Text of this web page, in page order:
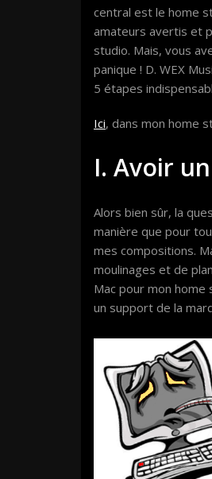
central est le home
amateurs avertis et
studio. Mais, vous
panique ! D. WEX
5 étapes
Ici, dans mon home
I. Avoir
Alors bien sûr, la
manière que pour
mes compositions.
moulinages et de
Mac pour mon
un support de la